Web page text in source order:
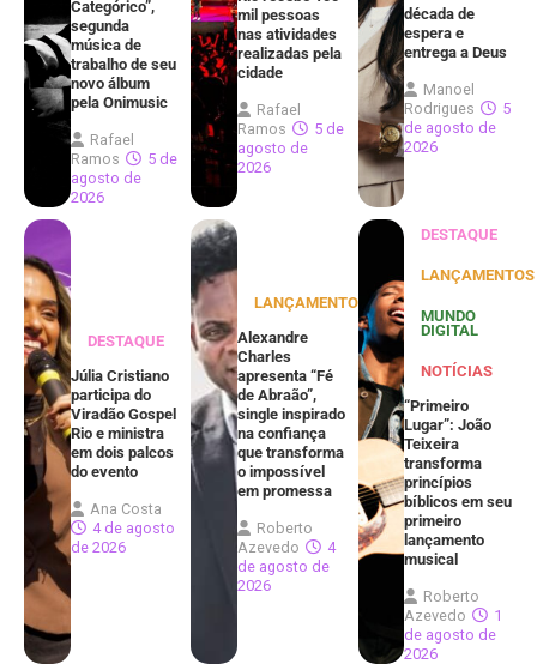
Categórico”,
segunda
música de
trabalho de seu
novo álbum
pela Onimusic
Rafael
Ramos
5 de
agosto de
2026
mil pessoas
nas atividades
realizadas pela
cidade
Rafael
Ramos
5 de
agosto de
2026
década de
espera e
entrega a Deus
Manoel
Rodrigues
5
de agosto de
2026
DESTAQUE
Júlia Cristiano
participa do
Viradão Gospel
Rio e ministra
em dois palcos
do evento
Ana Costa
4 de agosto
de 2026
LANÇAMENTOS
Alexandre
Charles
apresenta “Fé
de Abraão”,
single inspirado
na confiança
que transforma
o impossível
em promessa
Roberto
Azevedo
4
de agosto de
2026
DESTAQUE
LANÇAMENTOS
MUNDO
DIGITAL
NOTÍCIAS
“Primeiro
Lugar”: João
Teixeira
transforma
princípios
bíblicos em seu
primeiro
lançamento
musical
Roberto
Azevedo
1
de agosto de
2026